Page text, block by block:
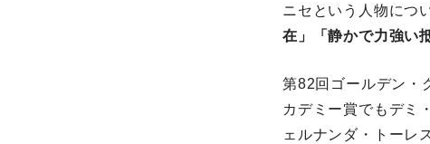
ニセという⼈物につ
在」「静かで⼒強い
第82回ゴールデン・
カデミー賞でもデミ
ェルナンダ・トーレ